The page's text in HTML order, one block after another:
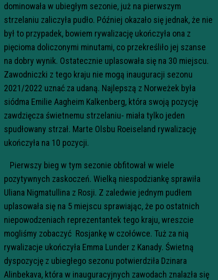
dominowała w ubiegłym sezonie, już na pierwszym
strzelaniu zaliczyła pudło. Później okazało się jednak, że nie
był to przypadek, bowiem rywalizację ukończyła ona z
pięcioma doliczonymi minutami, co przekreśliło jej szanse
na dobry wynik. Ostatecznie uplasowała się na 30 miejscu.
Zawodniczki z tego kraju nie mogą inauguracji sezonu
2021/2022 uznać za udaną. Najlepszą z Norweżek była
siódma Emilie Aagheim Kalkenberg, która swoją pozycję
zawdzięcza świetnemu strzelaniu- miała tylko jeden
spudłowany strzał. Marte Olsbu Roeiseland rywalizację
ukończyła na 10 pozycji.
Pierwszy bieg w tym sezonie obfitował w wiele
pozytywnych zaskoczeń. Wielką niespodziankę sprawiła
Uliana Nigmatullina z Rosji. Z zaledwie jednym pudłem
uplasowała się na 5 miejscu sprawiając, że po ostatnich
niepowodzeniach reprezentantek tego kraju, wreszcie
mogliśmy zobaczyć Rosjankę w czołówce. Tuż za nią
rywalizacje ukończyła Emma Lunder z Kanady. Świetną
dyspozycję z ubiegłego sezonu potwierdziła Dzinara
Alinbekava, która w inauguracyjnych zawodach znalazła się